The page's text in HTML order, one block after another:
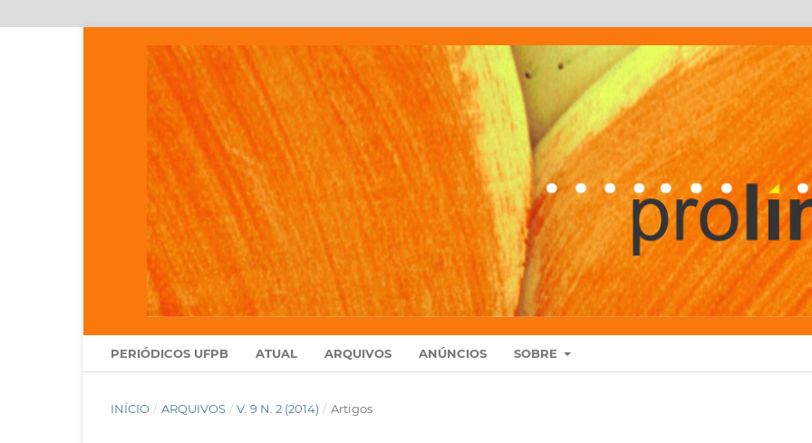
PERIÓDICOS UFPB ATUAL ARQUIVOS ANÚNCIOS SOBRE
INÍCIO / ARQUIVOS / V. 9 N. 2 (2014) / Artigos